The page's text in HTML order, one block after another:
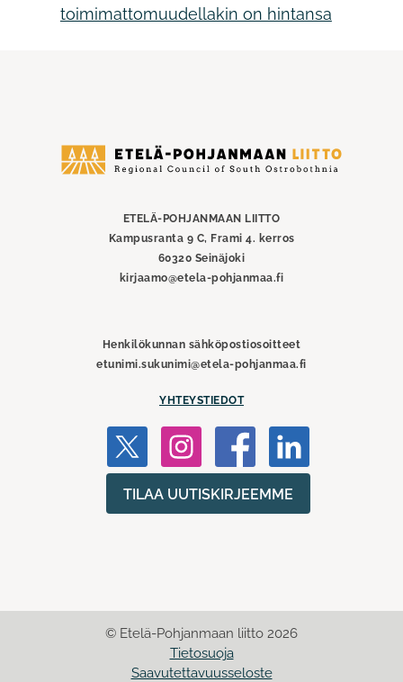
toimimattomuudellakin on hintansa
Etelä-
ETELÄ-POHJANMAAN LIITTO
Kampusranta 9 C, Frami 4. kerros
60320 Seinäjoki
kirjaamo@etela-pohjanmaa.fi
Henkilökunnan sähköpostiosoitteet
etunimi.sukunimi@etela-pohjanmaa.fi
YHTEYSTIEDOT
TILAA UUTISKIRJEEMME
© Etelä-Pohjanmaan liitto 2026
Tietosuoja
Saavutettavuusseloste